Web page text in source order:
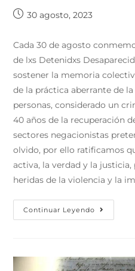
30 agosto, 2023
Cada 30 de agosto
de lxs Detenidxs
sostener la memoria
de la práctica aberrante de
personas, considerado un
40 años de la recuperación
sectores negacionistas
olvido, por ello ratificamos
activa, la verdad y la
heridas de la violencia y la
Continuar Leyendo